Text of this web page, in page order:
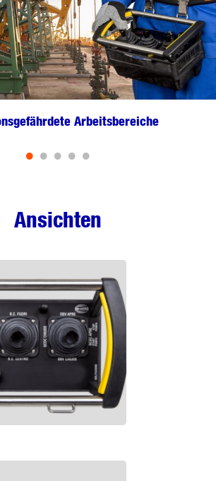
Arbeitsbereiche
• • • • •
Ansichten